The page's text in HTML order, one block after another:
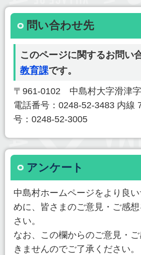
問い合わせ先
このページに関するお問い
教育課です。
〒961-0102 中島村大字滑津
電話番号：0248-52-3483 内
号：0248-52-3005
アンケート
中島村ホームページをより良
めに、皆さまのご意見・ご感
さい。
なお、この欄からのご意見・
きませんのでご了承ください。